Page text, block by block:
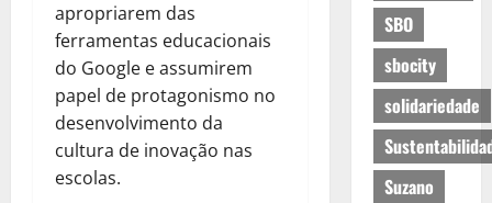
apropriarem das
ferramentas educacionais
do Google e assumirem
papel de protagonismo no
desenvolvimento da
cultura de inovação nas
escolas.
SBO
sbocity
solidariedade
Suzano